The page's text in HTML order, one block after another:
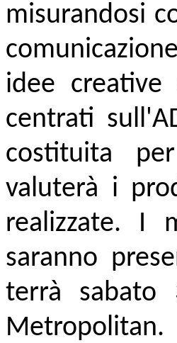
misurandosi
idee
centrati
costituita
valuterà i
realizzate. I
saranno
terrà
Metropolitan.